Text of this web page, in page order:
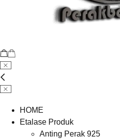
HOME
Etalase Produk
Anting Perak 925